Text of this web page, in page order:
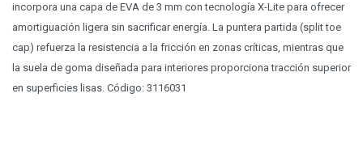
incorpora una capa de EVA de 3 mm con tecnología X-Lite para ofrecer
amortiguación ligera sin sacrificar energía. La puntera partida (split toe
cap) refuerza la resistencia a la fricción en zonas críticas, mientras que
la suela de goma diseñada para interiores proporciona tracción superior
en superficies lisas. Código: 3116031